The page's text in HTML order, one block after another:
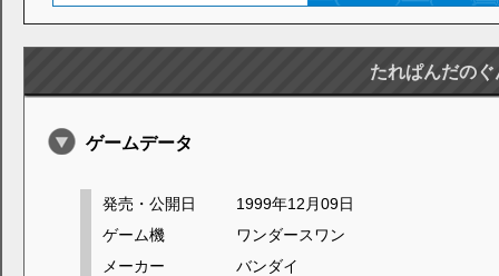
たれぱんだのぐ
ゲームデータ
発売・公開日
1999年12月09日
ゲーム機
ワンダースワン
メーカー
バンダイ